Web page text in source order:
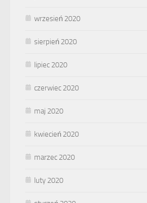
wrzesień 2020
sierpień 2020
lipiec 2020
czerwiec 2020
maj 2020
kwiecień 2020
marzec 2020
luty 2020